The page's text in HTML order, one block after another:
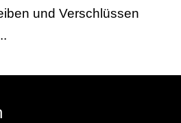
und Verschlüssen